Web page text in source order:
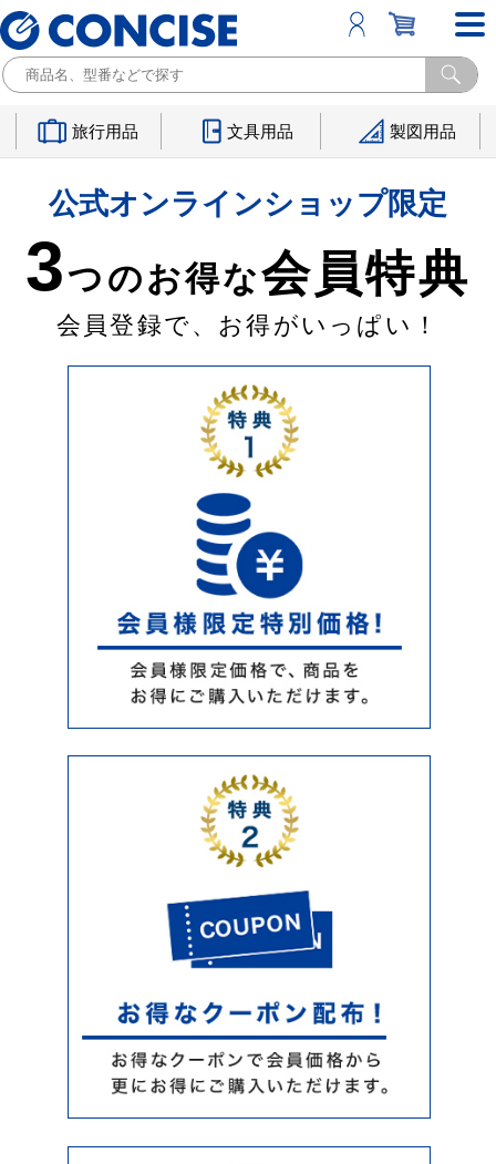
旅行用品 文具用品 製図用品
公式オンラインショップ限定
3つのお得な会員特典
会員登録で、お得がいっぱい！